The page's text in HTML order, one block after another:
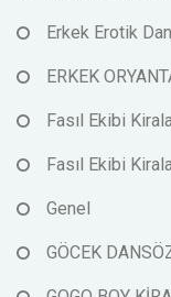
Erkek Erotik
ERKEK
Fasıl Ekibi
Fasıl Ekibi
Genel
GÖCEK